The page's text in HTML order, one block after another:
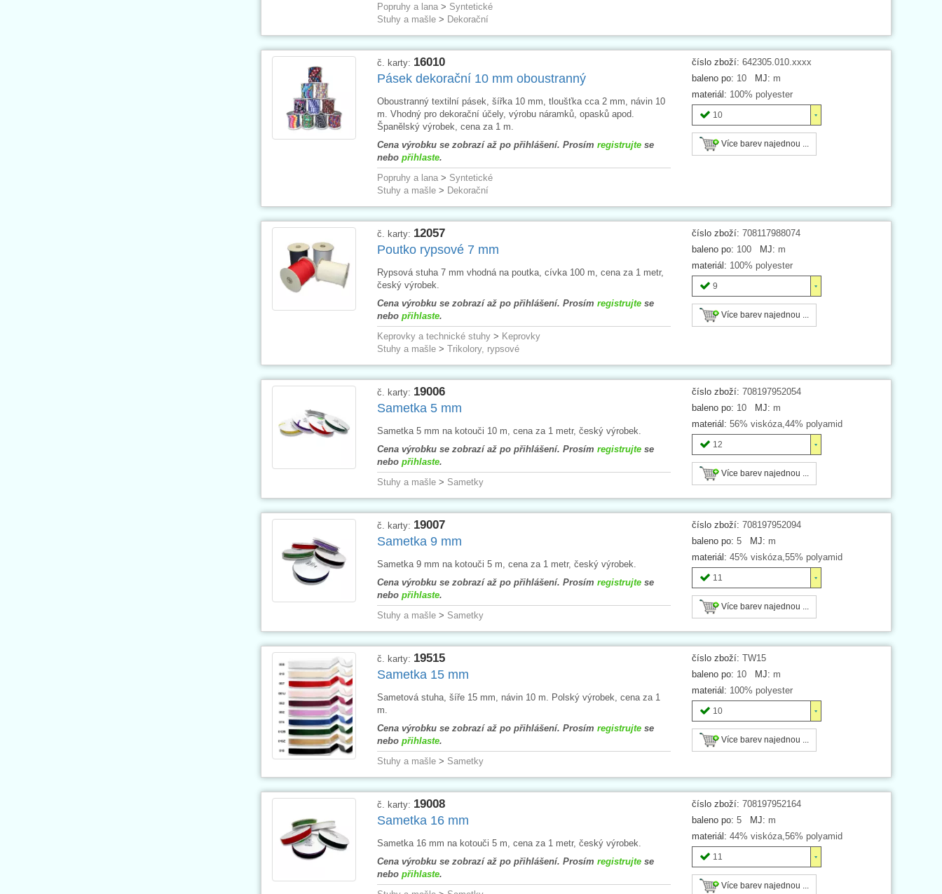
Popruhy a lana> Syntetické
Stuhy a mašle> Dekorační
číslo zboží: 642305.010.xxxx
baleno po: 10 MJ: m
materiál: 100% polyester
10
Více barev najednou ...
č. karty: 16010
Pásek dekorační 10 mm oboustranný
Oboustranný textilní pásek, šířka 10 mm, tloušťka cca 2 mm, návin 10
m. Vhodný pro dekorační účely, výrobu náramků, opasků apod.
Španělský výrobek, cena za 1 m.
Cena výrobku se zobrazí až po přihlášení. Prosím registrujtese
nebo přihlaste.
Popruhy a lana> Syntetické
Stuhy a mašle> Dekorační
číslo zboží: 708117988074
baleno po: 100 MJ: m
materiál: 100% polyester
9
Více barev najednou ...
č. karty: 12057
Poutko rypsové 7 mm
Rypsová stuha 7 mm vhodná na poutka, cívka 100 m, cena za 1 metr,
český výrobek.
Cena výrobku se zobrazí až po přihlášení. Prosím registrujtese
nebo přihlaste.
Keprovky a technické stuhy> Keprovky
Stuhy a mašle> Trikolory, rypsové
číslo zboží: 708197952054
baleno po: 10 MJ: m
materiál: 56% viskóza,44% polyamid
12
Více barev najednou ...
č. karty: 19006
Sametka 5 mm
Sametka 5 mm na kotouči 10 m, cena za 1 metr, český výrobek.
Cena výrobku se zobrazí až po přihlášení. Prosím registrujtese
nebo přihlaste.
Stuhy a mašle> Sametky
číslo zboží: 708197952094
baleno po: 5 MJ: m
materiál: 45% viskóza,55% polyamid
11
Více barev najednou ...
č. karty: 19007
Sametka 9 mm
Sametka 9 mm na kotouči 5 m, cena za 1 metr, český výrobek.
Cena výrobku se zobrazí až po přihlášení. Prosím registrujtese
nebo přihlaste.
Stuhy a mašle> Sametky
číslo zboží: TW15
baleno po: 10 MJ: m
materiál: 100% polyester
10
Více barev najednou ...
č. karty: 19515
Sametka 15 mm
Sametová stuha, šíře 15 mm, návin 10 m. Polský výrobek, cena za 1
m.
Cena výrobku se zobrazí až po přihlášení. Prosím registrujtese
nebo přihlaste.
Stuhy a mašle> Sametky
číslo zboží: 708197952164
baleno po: 5 MJ: m
materiál: 44% viskóza,56% polyamid
11
Více barev najednou ...
č. karty: 19008
Sametka 16 mm
Sametka 16 mm na kotouči 5 m, cena za 1 metr, český výrobek.
Cena výrobku se zobrazí až po přihlášení. Prosím registrujtese
nebo přihlaste.